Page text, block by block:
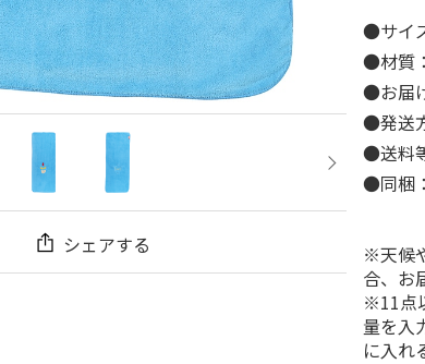
シェアする
●サイ
●材質
●お届
●発送
●送料
●同梱
※天候
合、お
※11点
量を入
に入れ